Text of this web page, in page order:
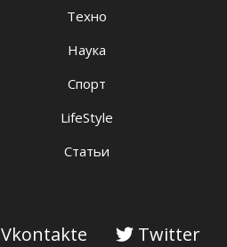
Техно
Наука
Спорт
LifeStyle
Статьи
Vkontakte Twitter